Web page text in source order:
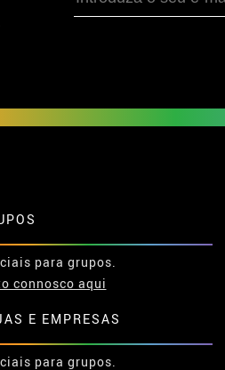
para grupos.
connosco aqui
E EMPRESAS
para grupos.